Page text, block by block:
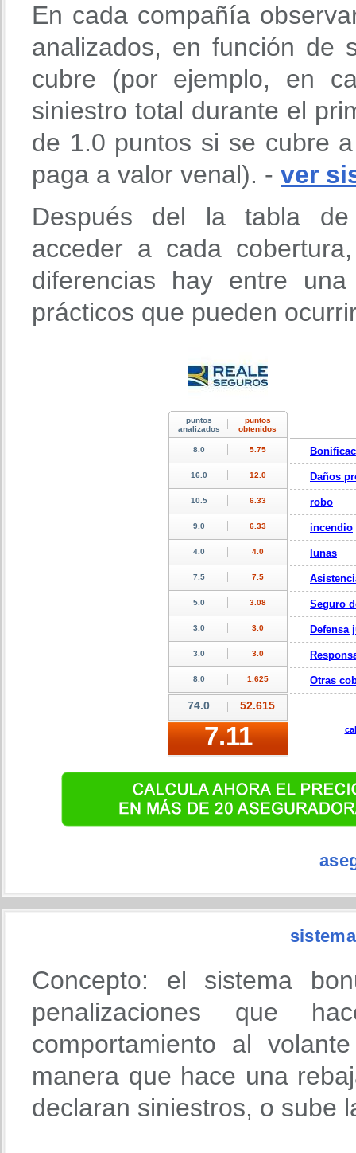
En cada compañía
analizados, en función de
cubre (por ejemplo, en
siniestro total durante el
de 1.0 puntos si se cubre
paga a valor venal). - ver
Después del la tabla de
acceder a cada
diferencias hay entre
prácticos que pueden
Daños
robo
incendio
lunas
Seguro
Defensa
Otras
Concepto: el sistema
penalizaciones que
comportamiento al
manera que hace una
declaran siniestros, o sube